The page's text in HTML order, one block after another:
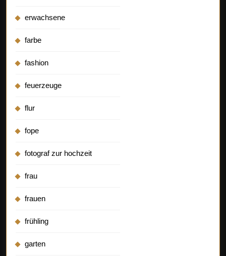
erwachsene
farbe
fashion
feuerzeuge
flur
fope
fotograf zur hochzeit
frau
frauen
frühling
garten